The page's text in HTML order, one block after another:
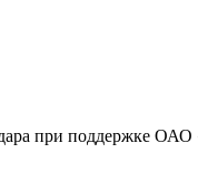
при поддержке